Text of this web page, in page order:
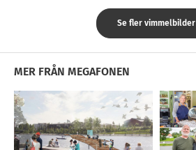
Se fler vimmelbilder
MER FRÅN MEGAFONEN